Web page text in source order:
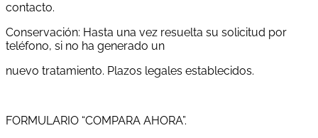
contacto.
Conservación: Hasta una vez resuelta su solicitud por
teléfono, si no ha generado un
nuevo tratamiento. Plazos legales establecidos.
FORMULARIO “COMPARA AHORA”.